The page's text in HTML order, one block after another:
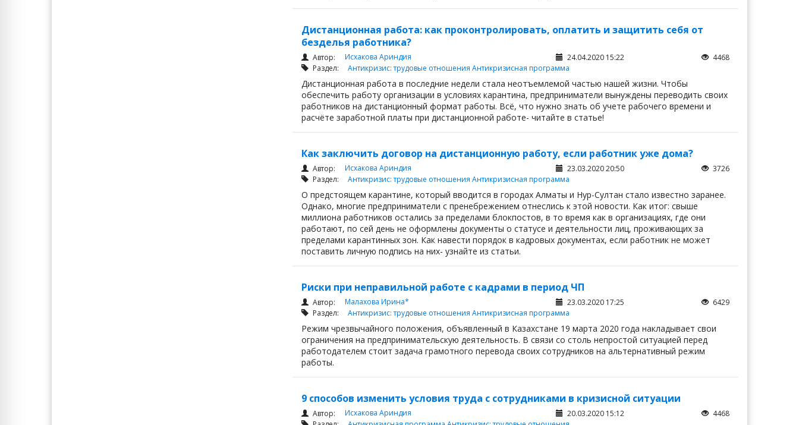
Дистанционная работа: как проконтролировать, оплатить и защитить себя от
безделья работника?
Автор: Исхакова Ариндия 24.04.2020 15:22
4468
Раздел: Антикризис: трудовые отношения Антикризисная программа
Дистанционная работа в последние недели стала неотъемлемой частью нашей жизни. Чтобы
обеспечить работу организации в условиях карантина, предприниматели вынуждены переводить своих
работников на дистанционный формат работы. Всё, что нужно знать об учете рабочего времени и
расчёте заработной платы при дистанционной работе- читайте в статье!
Как заключить договор на дистанционную работу, если работник уже дома?
Автор: Исхакова Ариндия 23.03.2020 20:50
3726
Раздел: Антикризис: трудовые отношения Антикризисная программа
О предстоящем карантине, который вводится в городах Алматы и Нур-Султан стало известно заранее.
Однако, многие предприниматели с пренебрежением отнеслись к этой новости. Как итог: свыше
миллиона работников остались за пределами блокпостов, в то время как в организациях, где они
работают, по сей день не оформлены документы о статусе и деятельности лиц, проживающих за
пределами карантинных зон. Как навести порядок в кадровых документах, если работник не может
поставить личную подпись на них- узнайте из статьи.
Риски при неправильной работе с кадрами в период ЧП
Автор: Малахова Ирина* 23.03.2020 17:25
6429
Раздел: Антикризис: трудовые отношения Антикризисная программа
Режим чрезвычайного положения, объявленный в Казахстане 19 марта 2020 года накладывает свои
ограничения на предпринимательскую деятельность. В связи со столь непростой ситуацией перед
работодателем стоит задача грамотного перевода своих сотрудников на альтернативный режим
работы.
9 способов изменить условия труда с сотрудниками в кризисной ситуации
Автор: Исхакова Ариндия 20.03.2020 15:12
4468